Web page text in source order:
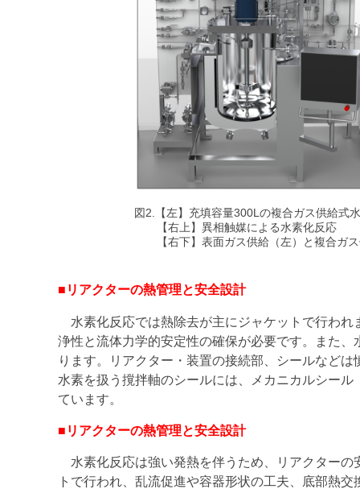
図2.【左】充填容量300Lの複合ガス供給式
【右上】異相触媒による水素化反応
【右下】表面ガス供給（左）と複合ガス
■リアクターの熱管理と安全設計
水素化反応では熱除去が主にジャケットで行われ
浄性と流体力学的安定性の確保が必要です。また
ります。リアクター・装置の接続部、シールなど
水素を扱う撹拌軸のシールには、メカニカルシール
ています。
■リアクターの熱管理と安全設計
水素化反応は強い発熱を伴うため、リアクターの
トで行われ、乱流促進や容器形状の工夫、底部熱